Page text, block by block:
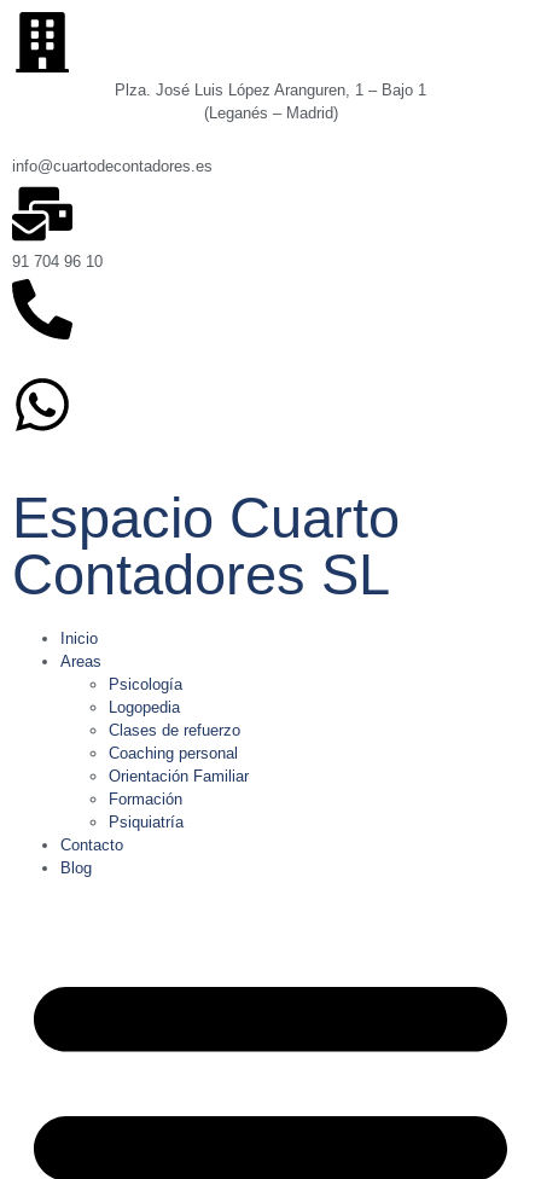
Plza. José Luis López Aranguren, 1 – Bajo 1
(Leganés – Madrid)
info@cuartodecontadores.es
91 704 96 10
Espacio Cuarto
Contadores SL
Inicio
Areas
Psicología
Logopedia
Clases de refuerzo
Coaching personal
Orientación Familiar
Formación
Psiquiatría
Contacto
Blog